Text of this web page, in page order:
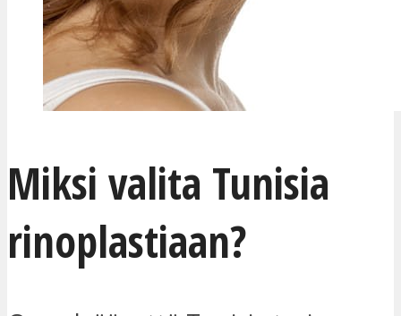
Miksi valita Tunisia
rinoplastiaan?